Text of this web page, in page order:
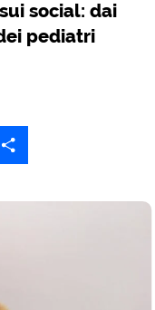
social: dai
pediatri